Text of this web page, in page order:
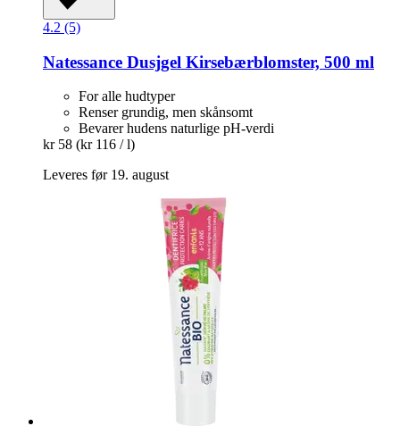
4.2 (5)
Natessance Dusjgel Kirsebærblomster, 500 ml
For alle hudtyper
Renser grundig, men skånsomt
Bevarer hudens naturlige pH-verdi
kr 58 (kr 116 / l)
Leveres før 19. august